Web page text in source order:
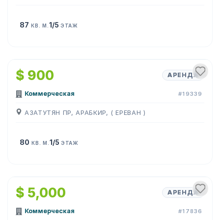
87 КВ. М. 1/5 ЭТАЖ
$ 900 АРЕНДА
Коммерческая #19339
АЗАТУТЯН ПР, АРАБКИР, ( ЕРЕВАН )
80 КВ. М. 1/5 ЭТАЖ
$ 5,000 АРЕНДА
Коммерческая #17836